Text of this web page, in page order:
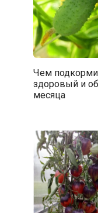
Чем
здоровый и
месяца